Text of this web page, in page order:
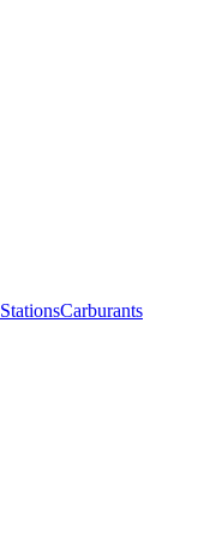
StationsCarburants